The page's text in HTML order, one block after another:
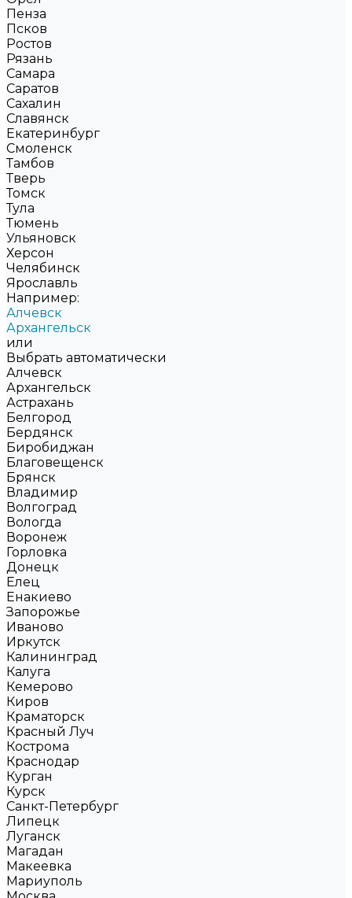
Пенза
Псков
Ростов
Рязань
Самара
Саратов
Сахалин
Славянск
Екатеринбург
Смоленск
Тамбов
Тверь
Томск
Тула
Тюмень
Ульяновск
Херсон
Челябинск
Ярославль
Например:
Алчевск
Архангельск
или
Выбрать автоматически
Алчевск
Архангельск
Астрахань
Белгород
Бердянск
Биробиджан
Благовещенск
Брянск
Владимир
Волгоград
Вологда
Воронеж
Горловка
Донецк
Елец
Енакиево
Запорожье
Иваново
Иркутск
Калининград
Калуга
Кемерово
Киров
Краматорск
Красный Луч
Кострома
Краснодар
Курган
Курск
Санкт-Петербург
Липецк
Луганск
Магадан
Макеевка
Мариуполь